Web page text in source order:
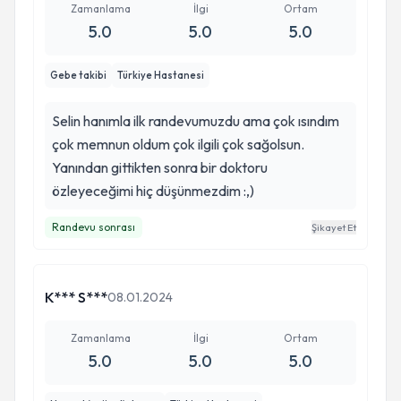
bebeğimiz de sapasağlam dogdu çok
şükür.daha önce tanışmamamıza rağmen hem
bende çok seviyoruz ❤️
Zamanlama
5.0
İlgi
5.0
Ortam
5.0
Gebe takibi Türkiye Hastanesi
Selin hanımla ilk randevumuzdu ama çok ısındım
çok memnun oldum çok ilgili çok sağolsun.
Yanından gittikten sonra bir doktoru
özleyeceğimi hiç düşünmezdim :,)
Randevu sonrası Şikayet Et
K*** S***08.01.2024
Zamanlama
5.0
İlgi
5.0
Ortam
5.0